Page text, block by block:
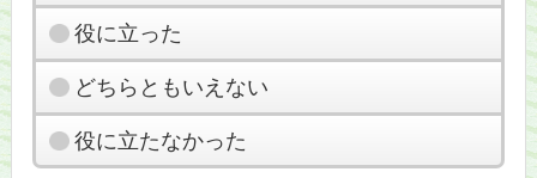
役に立った
どちらともいえない
役に立たなかった